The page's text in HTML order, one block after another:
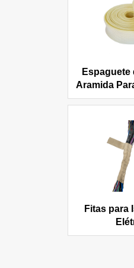
Espaguete
Aramida
Fitas para